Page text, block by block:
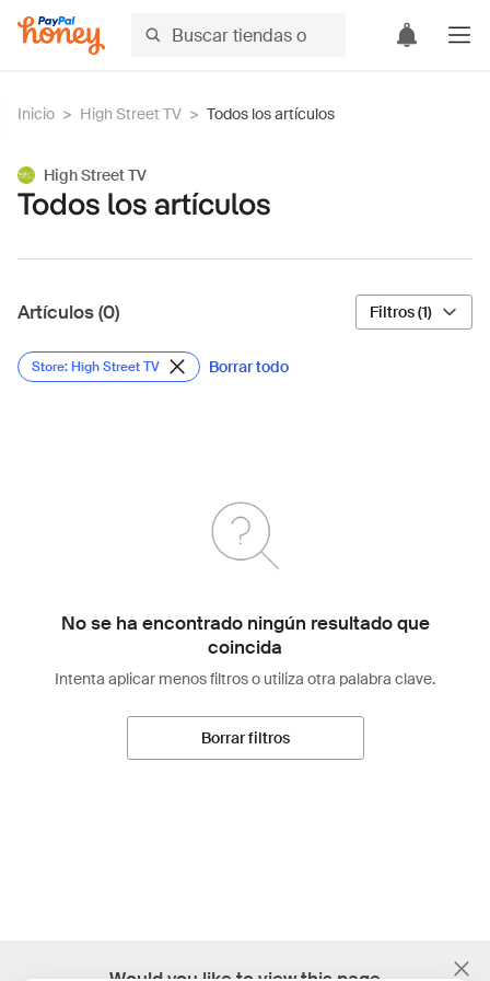
Inicio > High Street TV > Todos los artículos
High Street TV
Todos los artículos
Artículos (0) Filtros (1)
Store: High Street TV Borrar todo
No se ha encontrado ningún resultado que
coincida
Intenta aplicar menos filtros o utiliza otra palabra clave.
Borrar filtros